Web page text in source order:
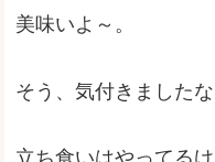
美味いよ～。
そう、気付きましたな